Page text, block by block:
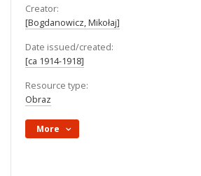
Creator:
[Bogdanowicz, Mikołaj]
Date issued/created:
[ca 1914-1918]
Resource type:
Obraz
More